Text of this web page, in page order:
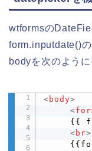
wtformsの
form.inputdate()の
bodyを次のように
< body>
<
{{
< br>